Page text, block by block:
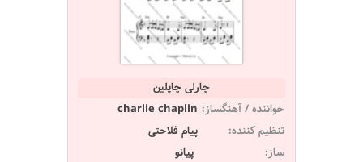
چارلی چاپلین
خواننده / آهنگساز: charlie chaplin
تنظیم کننده:
پیام فلاحتی
ساز:
پیانو